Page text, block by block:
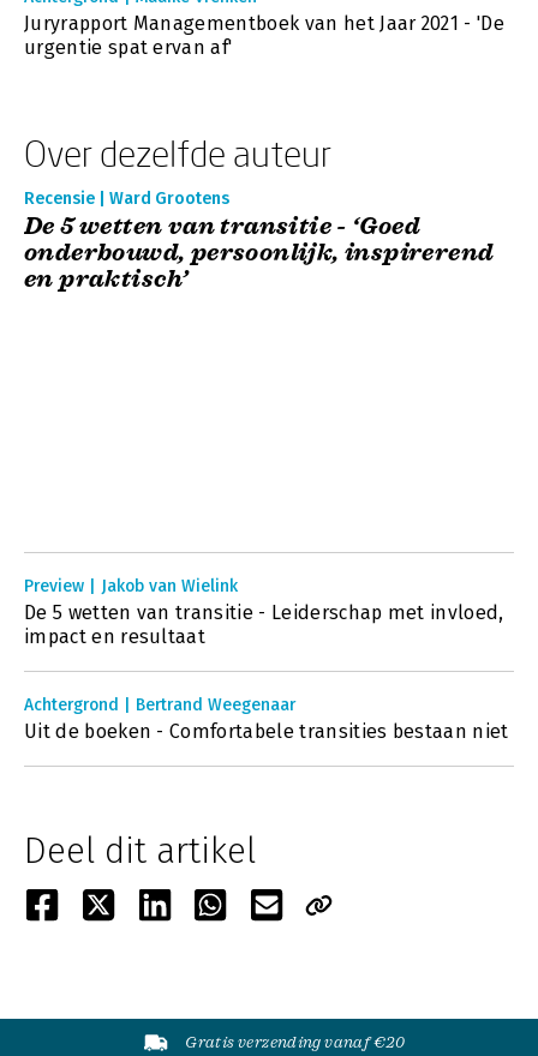
Juryrapport Managementboek van het Jaar 2021 - 'De
urgentie spat ervan af'
Over dezelfde auteur
Recensie | Ward Grootens
De 5 wetten van transitie - ‘Goed
onderbouwd, persoonlijk, inspirerend
en praktisch’
Preview | Jakob van Wielink
De 5 wetten van transitie - Leiderschap met invloed,
impact en resultaat
Achtergrond | Bertrand Weegenaar
Uit de boeken - Comfortabele transities bestaan niet
Deel dit artikel
Gratis verzending vanaf €20